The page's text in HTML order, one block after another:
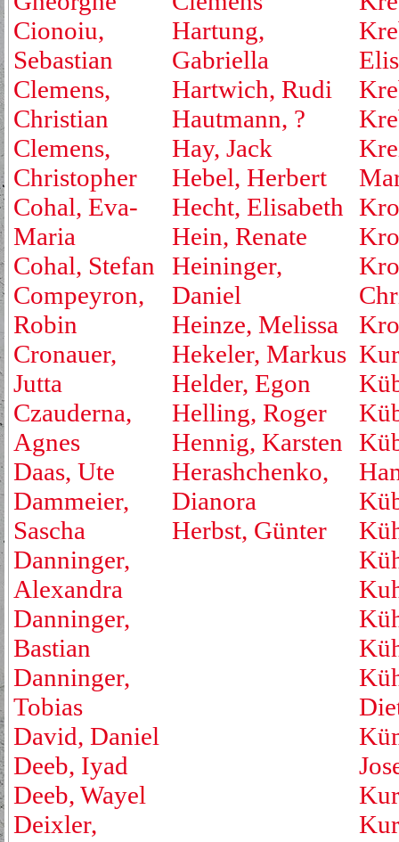
Cionoiu,
Sebastian
Clemens,
Christian
Clemens,
Christopher
Cohal, Eva-
Maria
Cohal, Stefan
Compeyron,
Robin
Cronauer,
Jutta
Czauderna,
Agnes
Daas, Ute
Dammeier,
Sascha
Danninger,
Alexandra
Danninger,
Bastian
Danninger,
Tobias
David, Daniel
Deeb, Iyad
Deeb, Wayel
Deixler,
Hartung,
Gabriella
Hartwich, Rudi
Hautmann, ?
Hay, Jack
Hebel, Herbert
Hecht, Elisabeth
Hein, Renate
Heininger,
Daniel
Heinze, Melissa
Hekeler, Markus
Helder, Egon
Helling, Roger
Hennig, Karsten
Herashchenko,
Dianora
Herbst, Günter